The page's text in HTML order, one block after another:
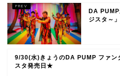
DA
ジスタ～
9/30(水)きょうのDA PUMP ファン
スタ発売日★